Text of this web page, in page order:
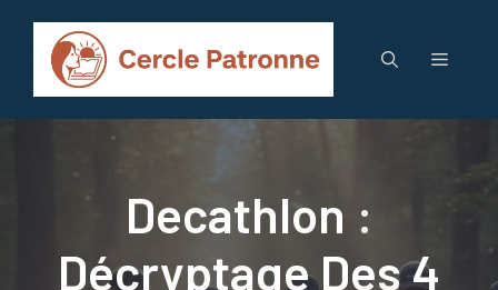
contenu
Menu
Decathlon :
Décryptage Des 4